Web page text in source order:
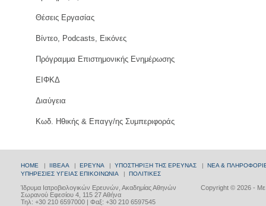
Θέσεις Εργασίας
Βίντεο, Podcasts, Εικόνες
Πρόγραμμα Επιστημονικής Ενημέρωσης
ΕΙΦΚΔ
Διαύγεια
Κωδ. Ηθικής & Επαγγ/ης Συμπεριφοράς
HOME | ΙΙΒΕΑΑ | ΕΡΕΥΝΑ | ΥΠΟΣΤΗΡΙΞΗ ΤΗΣ ΕΡΕΥΝΑΣ | ΝΕΑ &
ΥΠΗΡΕΣΙΕΣ ΥΓΕΙΑΣ ΕΠΙΚΟΙΝΩΝΙΑ | ΠΟΛΙΤΙΚΕΣ
Copyright © 2026 - Με
Ίδρυμα Ιατροβιολογικών Ερευνών, Ακαδημίας Αθηνών
Σωρανού Εφεσίου 4, 115 27 Αθήνα
Τηλ: +30 210 6597000 | Φαξ: +30 210 6597545